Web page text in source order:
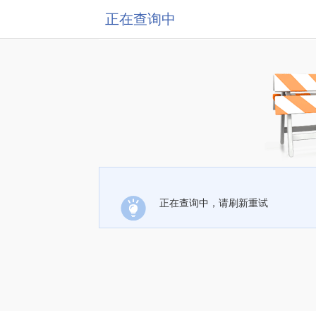
正在查询中
正在查询中，请刷新重试